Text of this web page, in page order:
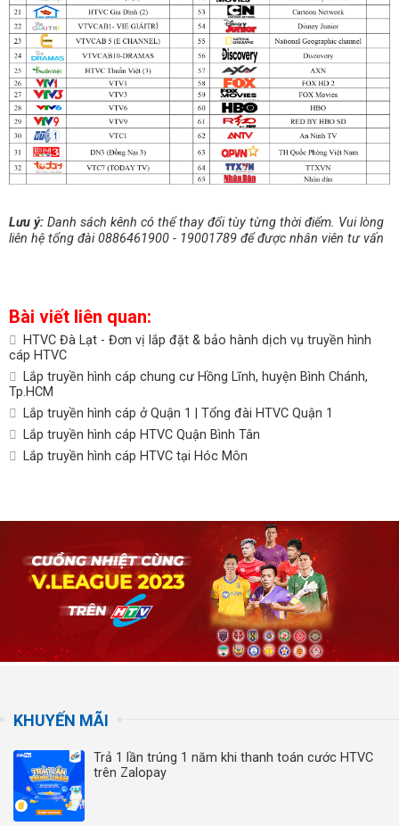
Lưu ý: Danh sách kênh có thể thay đổi tùy từng thời điểm. Vui lòng
liên hệ tổng đài 0886461900 - 19001789 để được nhân viên tư vấn
Bài viết liên quan:
HTVC Đà Lạt - Đơn vị lắp đặt & bảo hành dịch vụ truyền hình
cáp HTVC
Lắp truyền hình cáp chung cư Hồng Lĩnh, huyện Bình Chánh,
Tp.HCM
Lắp truyền hình cáp ở Quận 1 | Tổng đài HTVC Quận 1
Lắp truyền hình cáp HTVC Quận Bình Tân
Lắp truyền hình cáp HTVC tại Hóc Môn
KHUYẾN MÃI
Trả 1 lần trúng 1 năm khi thanh toán cước HTVC
trên Zalopay